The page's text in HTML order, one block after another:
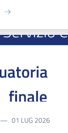
01 LUG 2026